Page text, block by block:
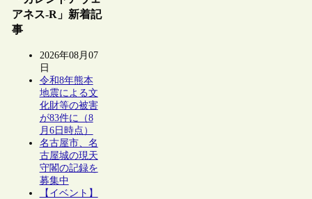
アネス-R」新着記
事
2026年08月07
日
令和8年熊本
地震による文
化財等の被害
が83件に（8
月6日時点）
名古屋市、名
古屋城の現天
守閣の記録を
募集中
【イベント】